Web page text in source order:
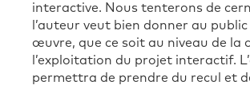
interactive. Nous tenterons de
l’auteur veut bien donner au
œuvre, que ce soit au niveau de la
l’exploitation du projet interactif.
permettra de prendre du recul et